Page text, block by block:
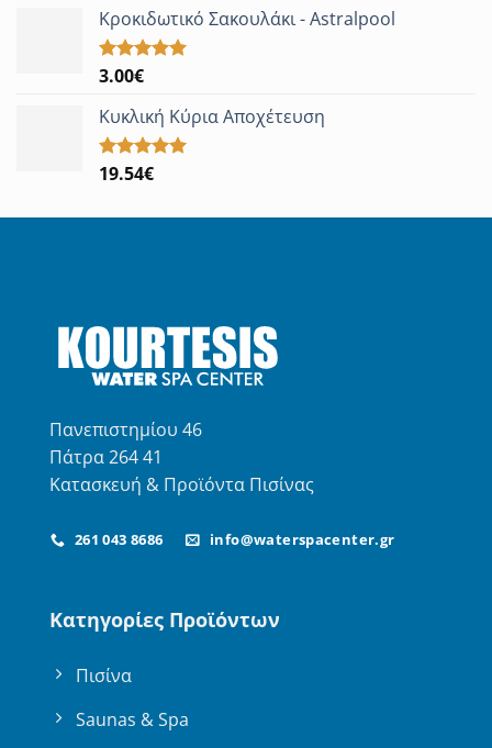
από 5
Κροκιδωτικό Σακουλάκι - Astralpool
Βαθμολογήθηκε
από 5
3.00€
Κυκλική Κύρια Αποχέτευση
Βαθμολογήθηκε
19.54€
Πανεπιστημίου 46
Πάτρα 264 41
Κατασκευή & Προϊόντα Πισίνας
261 043 8686 info@waterspacenter.gr
Κατηγορίες Προϊόντων
Πισίνα
Saunas & Spa